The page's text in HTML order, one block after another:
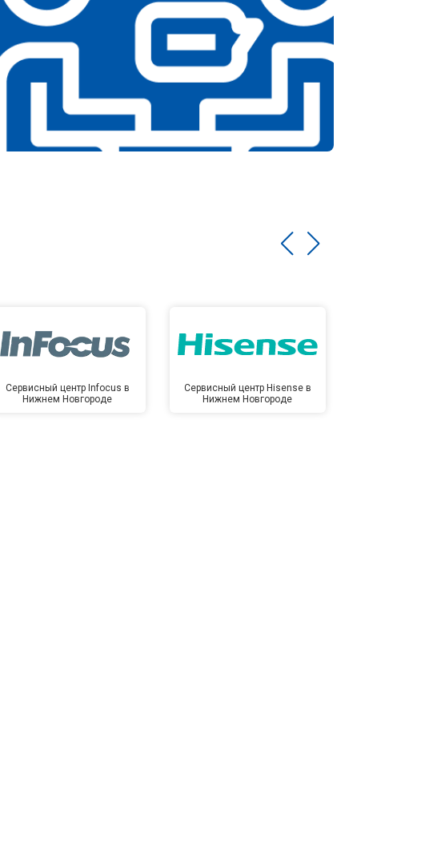
Сервисный центр Infocus в
Нижнем Новгороде
Сервисный центр Hisense в
Нижнем Новгороде